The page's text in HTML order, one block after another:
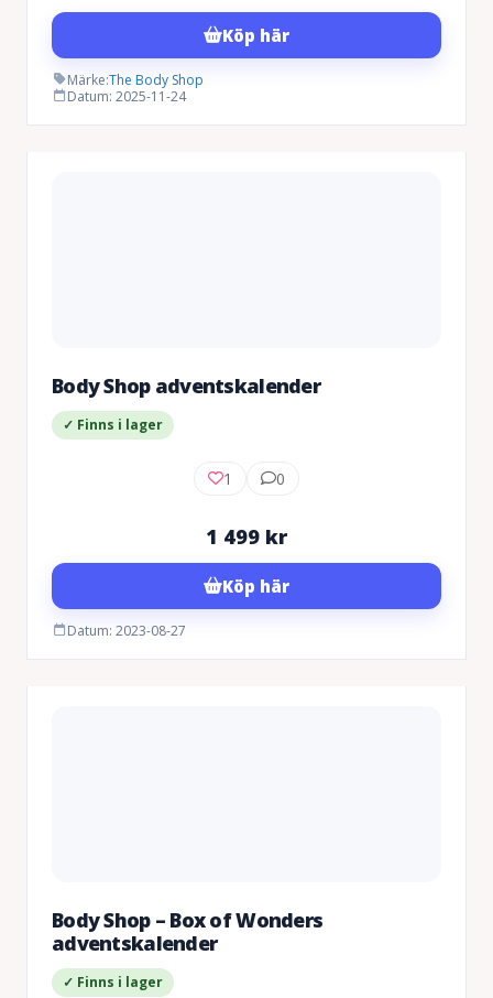
Köp här
Märke:The Body Shop
Datum: 2025-11-24
Body Shop adventskalender
✓ Finns i lager
1 0
1 499 kr
Köp här
Datum: 2023-08-27
Body Shop – Box of Wonders
adventskalender
✓ Finns i lager